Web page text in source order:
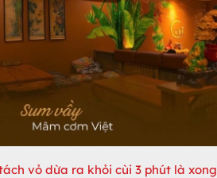
vỏ dừa ra khỏi cùi 3 phút là